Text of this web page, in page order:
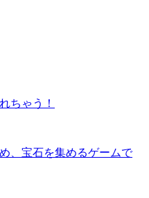
ちゃう！
、宝石を集めるゲームで